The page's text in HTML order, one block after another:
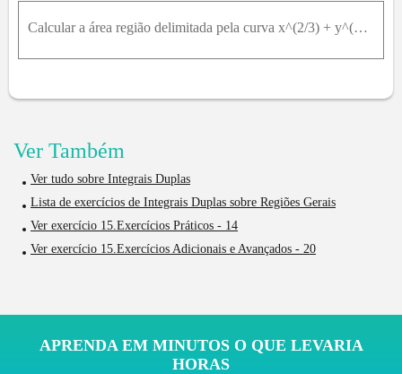
Calcular a área região delimitada pela curva x^(2/3) + y^(2/3) = 1
Ver Também
Ver tudo sobre Integrais Duplas
Lista de exercícios de Integrais Duplas sobre Regiões Gerais
Ver exercício 15.Exercícios Práticos - 14
Ver exercício 15.Exercícios Adicionais e Avançados - 20
APRENDA EM MINUTOS O QUE LEVARIA
HORAS